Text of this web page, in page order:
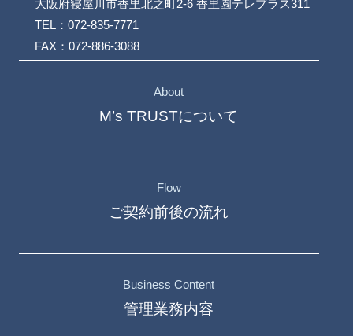
大阪府寝屋川市香里北之町2-6 香里園テレプラス311
TEL：072-835-7771
FAX：072-886-3088
About
M’s TRUSTについて
Flow
ご契約前後の流れ
Business Content
管理業務内容